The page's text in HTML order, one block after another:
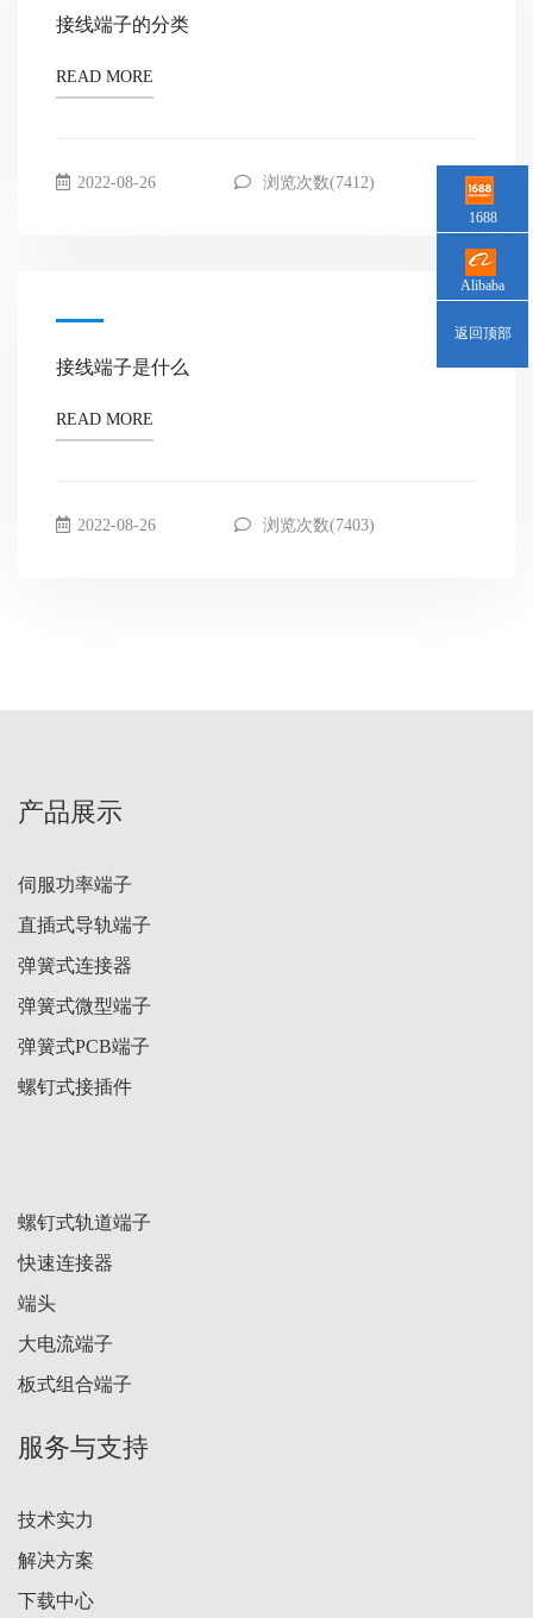
接线端子的分类
READ MORE
2022-08-26 浏览次数(7412)
接线端子是什么
READ MORE
2022-08-26 浏览次数(7403)
产品展示
伺服功率端子
直插式导轨端子
弹簧式连接器
弹簧式微型端子
弹簧式PCB端子
螺钉式接插件
螺钉式轨道端子
快速连接器
端头
大电流端子
板式组合端子
服务与支持
技术实力
解决方案
下载中心
1688
Alibaba
返回顶部